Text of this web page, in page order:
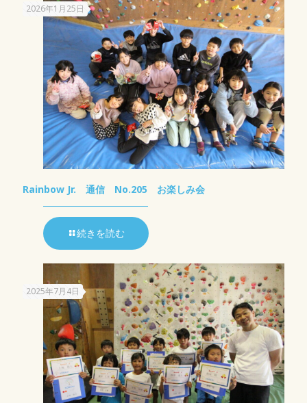
2026年1月25日
Rainbow Jr. 通信 No.205 お楽しみ会
続きを読む
2025年7月4日